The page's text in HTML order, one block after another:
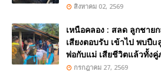
สิงหาคม 02, 2569
เหนือคลอง : สลด ลูกชาย
เสียงตอบรับ เข้าไป พบปื
พ่อกับแม่ เสียชีวิตแล้วทั้ง
กรกฎาคม 27, 2569